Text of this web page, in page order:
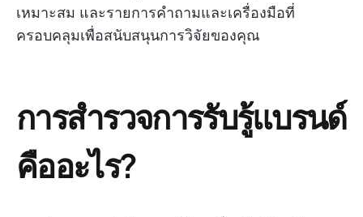
เหมาะสม และรายการคำถามและเครื่องมือที่
ครอบคลุมเพื่อสนับสนุนการวิจัยของคุณ
การสำรวจการรับรู้แบรนด์
คืออะไร?